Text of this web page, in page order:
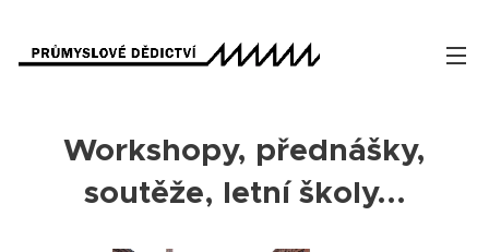
Workshopy, přednášky,
soutěže, letní školy...